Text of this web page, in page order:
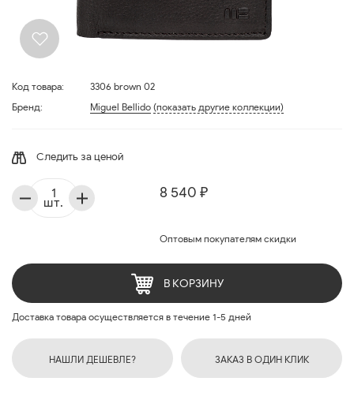
Код товара:
3306 brown 02
Бренд:
Miguel Bellido (показать другие коллекции)
Следить за ценой
8 540 ₽
Оптовым покупателям скидки
шт.
В КОРЗИНУ
Доставка товара осуществляется в течение 1-5 дней
НАШЛИ ДЕШЕВЛЕ? ЗАКАЗ В ОДИН КЛИК